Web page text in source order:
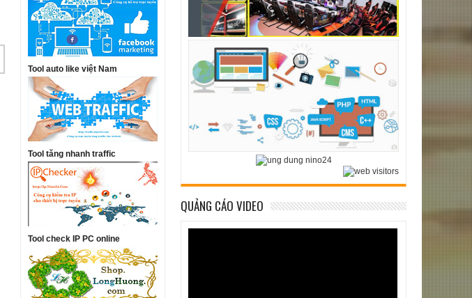
QUẢNG CÁO VIDEO
Tool auto like việt Nam
Tool tăng nhanh traffic
Tool check IP PC online